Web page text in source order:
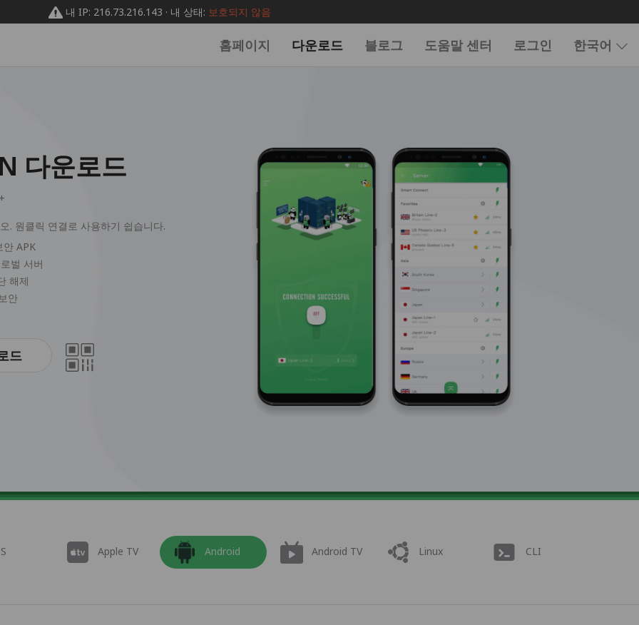
내 IP: 216.73.216.143 · 내 상태: 보호되지 않음
홈페이지 다운로드 블로그 도움말 센터 로그인 한국어
다운로드
. 원클릭 연결로 사용하기 쉽습니다.
APK
벌 서버
해제
안
드
Apple TV Android Android TV Linux CLI